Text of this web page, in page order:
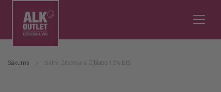
Sākums Baltv. Zibomare Zibbibo 12% BIB